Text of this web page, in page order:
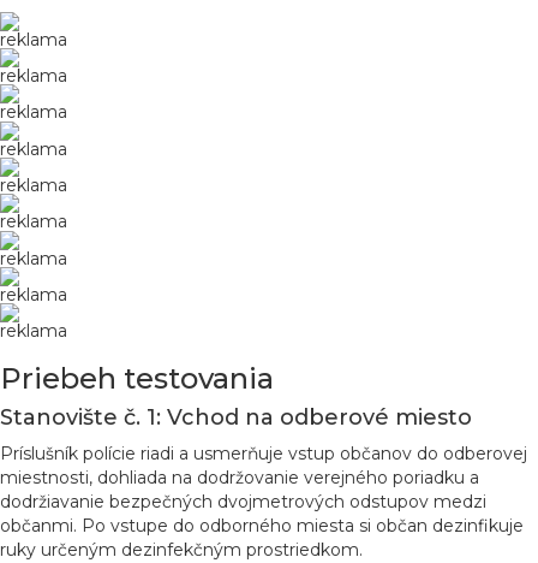
reklama
reklama
reklama
reklama
reklama
reklama
reklama
reklama
reklama
Priebeh testovania
Stanovište č. 1: Vchod na odberové miesto
Príslušník polície riadi a usmerňuje vstup občanov do odberovej
miestnosti, dohliada na dodržovanie verejného poriadku a
dodržiavanie bezpečných dvojmetrových odstupov medzi
občanmi. Po vstupe do odborného miesta si občan dezinfikuje
ruky určeným dezinfekčným prostriedkom.